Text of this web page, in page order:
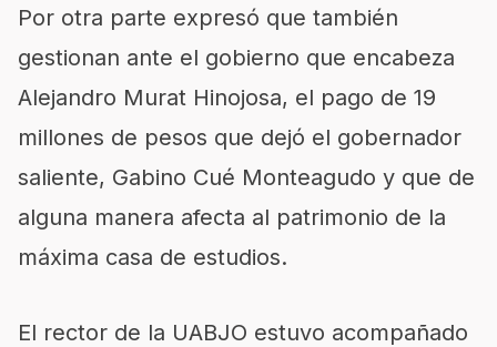
Por otra parte expresó que también
gestionan ante el gobierno que encabeza
Alejandro Murat Hinojosa, el pago de 19
millones de pesos que dejó el gobernador
saliente, Gabino Cué Monteagudo y que de
alguna manera afecta al patrimonio de la
máxima casa de estudios.
El rector de la UABJO estuvo acompañado